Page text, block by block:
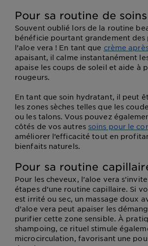
Pour sa routine de
Souvent oublié lors de la routine
bénéficie pourtant grandement des
l’aloe vera ! En tant que crème
apaisant, il calme instantanément
apaise les coups de soleil et aide à
rougeurs.
En tant que soin hydratant, il peut
les zones sèches telles que les
ou les talons. Vous pouvez
côtés de vos autres soins pour le
améliorer l’efficacité tout en
bienfaits naturels.
Pour sa routine
Pour les cheveux, l’aloe vera
étapes d’une routine capillaire. Si
est irrité ou sec, un massage doux
d’aloe vera peut apaiser les
purifier cette zone sensible. À
shampoing, ce rituel stimule
microcirculation, favorisant une